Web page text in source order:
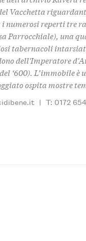
Vacchetta
numerosi reperti tre
Parrocchiale), una
tabernacoli
dell'Imperatore
‘600). L’immobile
ospita mostre
| T: 0172